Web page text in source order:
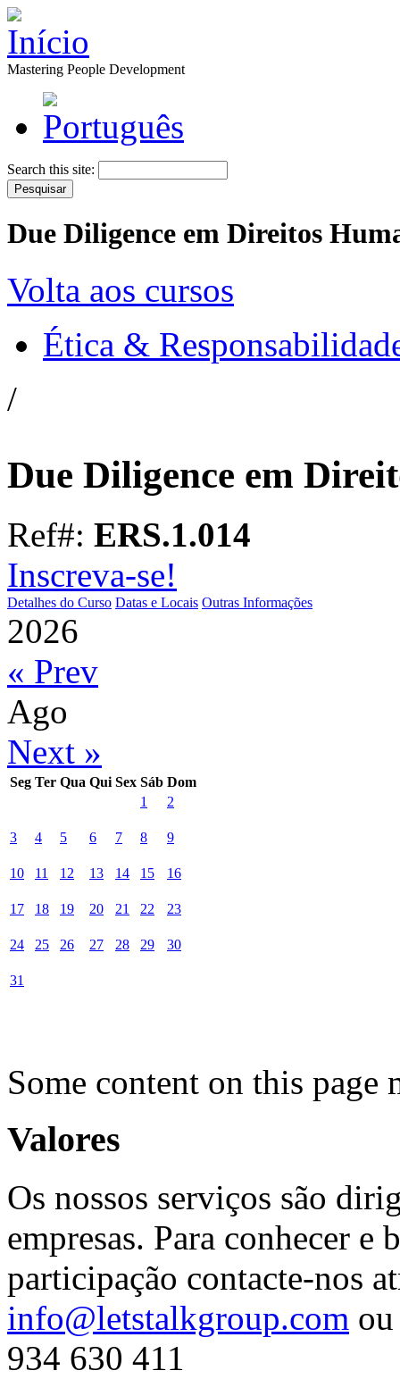
Mastering People Development
Search this site:
Due Diligence em Direitos
Volta aos cursos
Ética &
/
Due Diligence em
Ref#: ERS.1.014
Inscreva-se!
Detalhes do Curso Datas e Locais Outras Informações
2026
« Prev
Ago
Next »
Seg Ter Qua Qui Sex Sáb Dom
1
2
3 4 5 6 7 8 9
10 11 12 13 14 15 16
17 18 19 20 21 22 23
24 25 26 27 28 29 30
31
Some content on this page
Valores
Os nossos serviços são
empresas. Para conhecer e
participação contacte-nos
info@letstalkgroup.com
934 630 411